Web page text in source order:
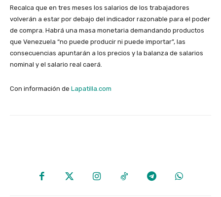
Recalca que en tres meses los salarios de los trabajadores
volverán a estar por debajo del indicador razonable para el poder
de compra. Habrá una masa monetaria demandando productos
que Venezuela “no puede producir ni puede importar”, las
consecuencias apuntarán a los precios y la balanza de salarios
nominal y el salario real caerá.
Con información de Lapatilla.com